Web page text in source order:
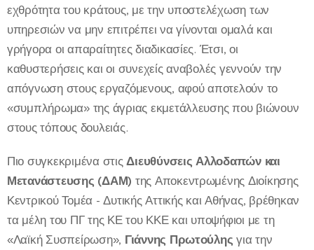
εχθρότητα του κράτους, με την υποστελέχωση των
υπηρεσιών να μην επιτρέπει να γίνονται ομαλά και
γρήγορα οι απαραίτητες διαδικασίες. Έτσι, οι
καθυστερήσεις και οι συνεχείς αναβολές γεννούν την
απόγνωση στους εργαζόμενους, αφού αποτελούν το
«συμπλήρωμα» της άγριας εκμετάλλευσης που βιώνουν
στους τόπους δουλειάς.
Πιο συγκεκριμένα στιςΔιευθύνσεις Αλλοδαπών και
Μετανάστευσης (ΔΑΜ) της Αποκεντρωμένης Διοίκησης
Κεντρικού Τομέα - Δυτικής Αττικής και Αθήνας, βρέθηκαν
τα μέλη του ΠΓ της ΚΕ του ΚΚΕ και υποψήφιοι με τη
«Λαϊκή Συσπείρωση», Γιάννης Πρωτούλης για την